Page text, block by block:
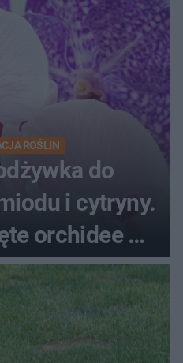
ROŚLIN
do
i cytryny.
orchidee po